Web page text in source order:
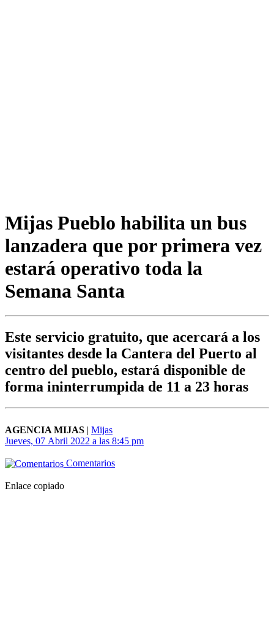
Mijas Pueblo habilita un bus
lanzadera que por primera vez
estará operativo toda la
Semana Santa
Este servicio gratuito, que acercará a los
visitantes desde la Cantera del Puerto al
centro del pueblo, estará disponible de
forma ininterrumpida de 11 a 23 horas
AGENCIA MIJAS | Mijas
Jueves, 07 Abril 2022 a las 8:45 pm
Comentarios
Enlace copiado